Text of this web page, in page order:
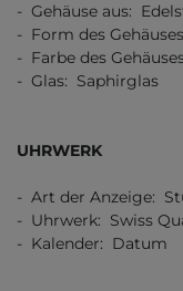
- Gehäuse aus:
- Form des
- Farbe des
- Glas: Saphirglas
UHRWERK
- Art der Anzeige:
- Uhrwerk: Swiss
- Kalender: Datum